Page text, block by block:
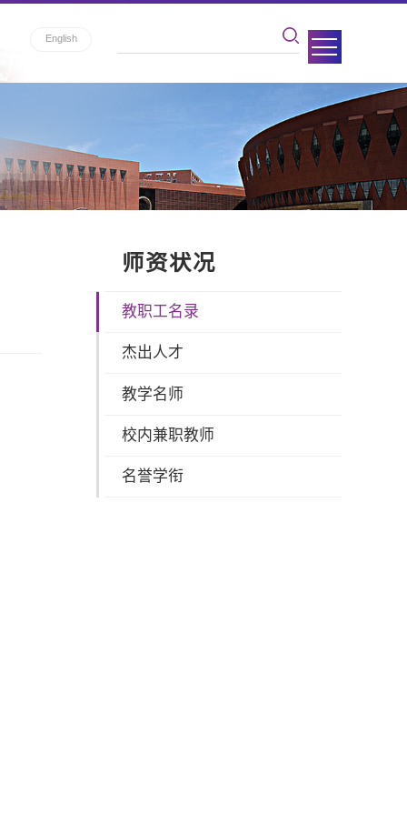
English
师资状况
教职工名录
杰出人才
教学名师
校内兼职教师
名誉学衔